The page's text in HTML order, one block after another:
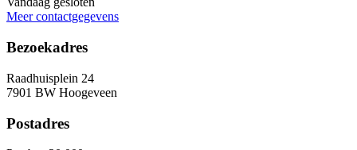
Meer contactgegevens
Bezoekadres
Raadhuisplein 24
7901 BW Hoogeveen
Postadres